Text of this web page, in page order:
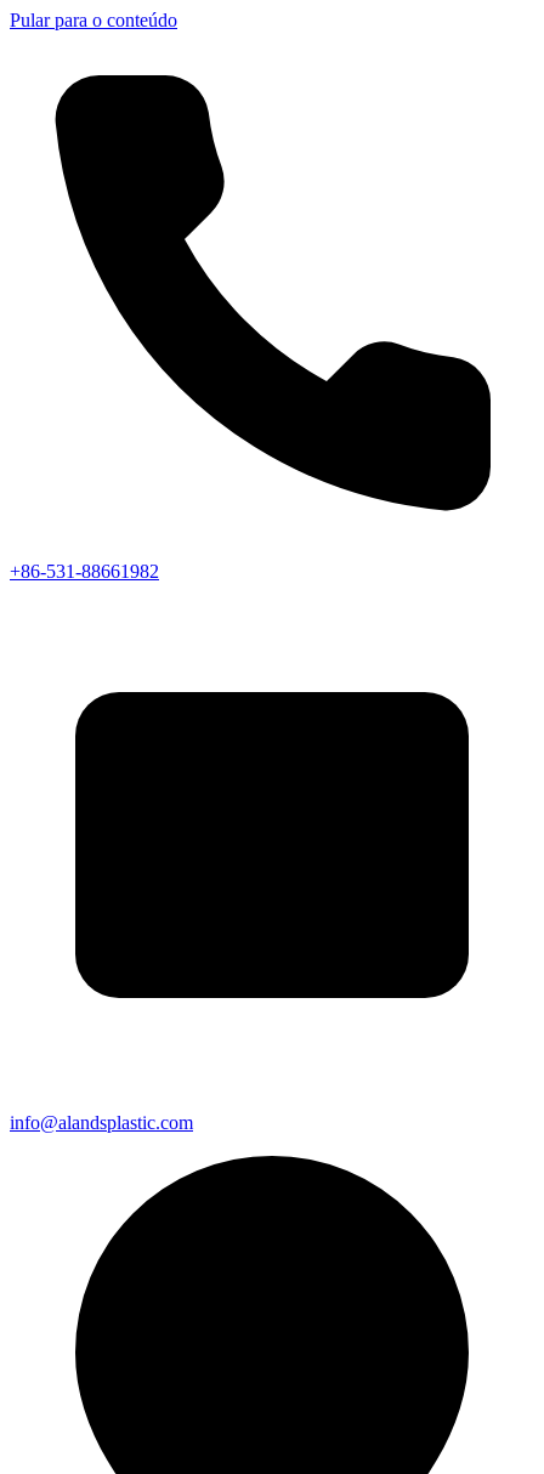
Pular para o conteúdo
+86-531-88661982
info@alandsplastic.com